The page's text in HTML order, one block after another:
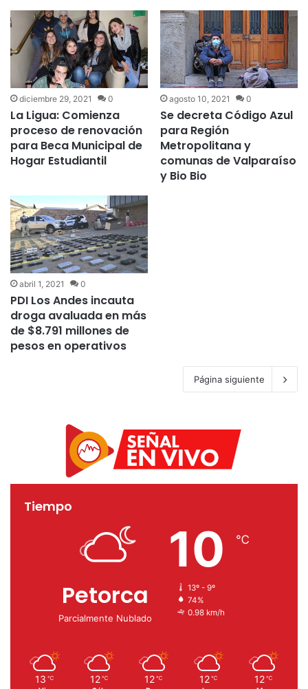
diciembre 29, 2021 0
La Ligua: Comienza
proceso de renovación
para Beca Municipal de
Hogar Estudiantil
agosto 10, 2021 0
Se decreta Código Azul
para Región
Metropolitana y
comunas de Valparaíso
y Bio Bio
abril 1, 2021 0
PDI Los Andes incauta
droga avaluada en más
de $8.791 millones de
pesos en operativos
Página siguiente
Tiempo
Petorca
Parcialmente Nublado
10 ℃
13º - 9º
74%
0.98 km/h
13 ℃ 12 ℃ 12 ℃ 12 ℃ 12 ℃